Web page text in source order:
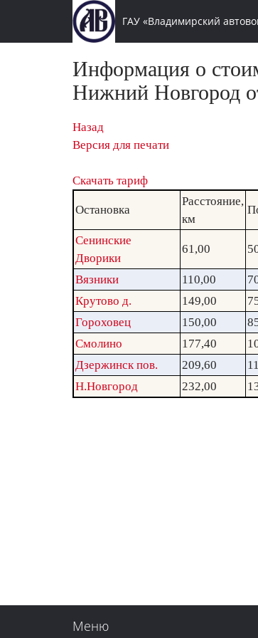
ГАУ «Владимирский
Информация о
Нижний Новгород
Назад
Версия для печати
Скачать тариф
Остановка
Расстояние,
км
Сенинские
Дворики
61,00
Вязники 110,00
Крутово д.
149,00
Гороховец
150,00
Смолино
177,40
Дзержинск пов.
209,60
Н.Новгород
232,00
Меню